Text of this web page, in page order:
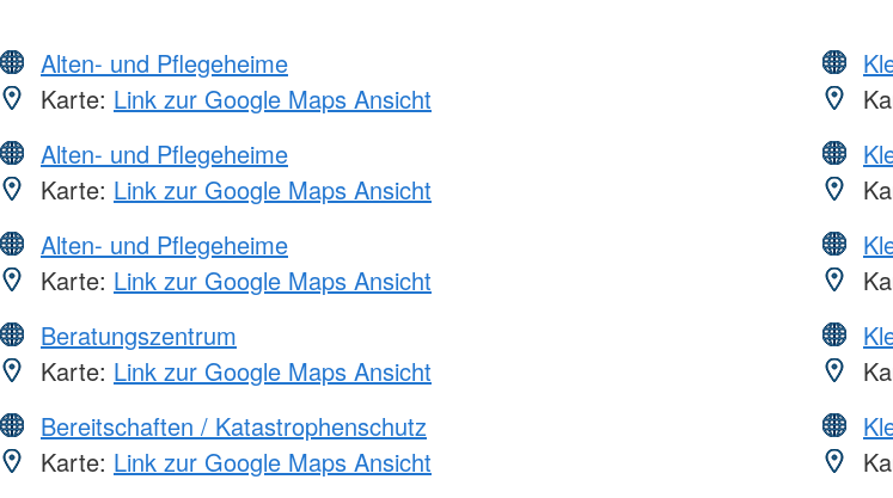
Alten- und Pflegeheime
Karte: Link zur Google Maps Ansicht
Alten- und Pflegeheime
Karte: Link zur Google Maps Ansicht
Alten- und Pflegeheime
Karte: Link zur Google Maps Ansicht
Beratungszentrum
Karte: Link zur Google Maps Ansicht
Bereitschaften / Katastrophenschutz
Karte: Link zur Google Maps Ansicht